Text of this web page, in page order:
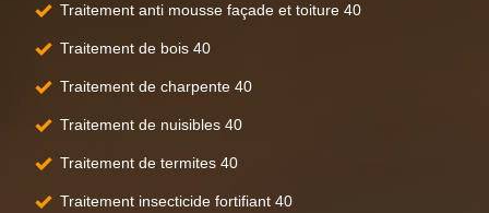
Traitement anti mousse façade et toiture 40
Traitement de bois 40
Traitement de charpente 40
Traitement de nuisibles 40
Traitement de termites 40
Traitement insecticide fortifiant 40